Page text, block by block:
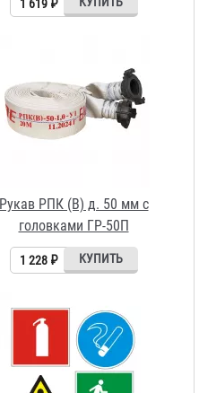
на самоклеящейся пленке
150х150, 150х300, 100х100,
50х150 мм